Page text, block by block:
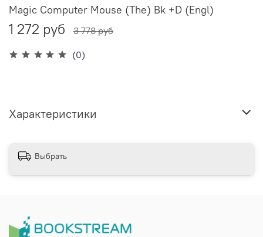
(0)
Magic Computer Mouse (The) Bk +D (Engl)
1 272 руб 3 778 руб
Характеристики
Выбрать